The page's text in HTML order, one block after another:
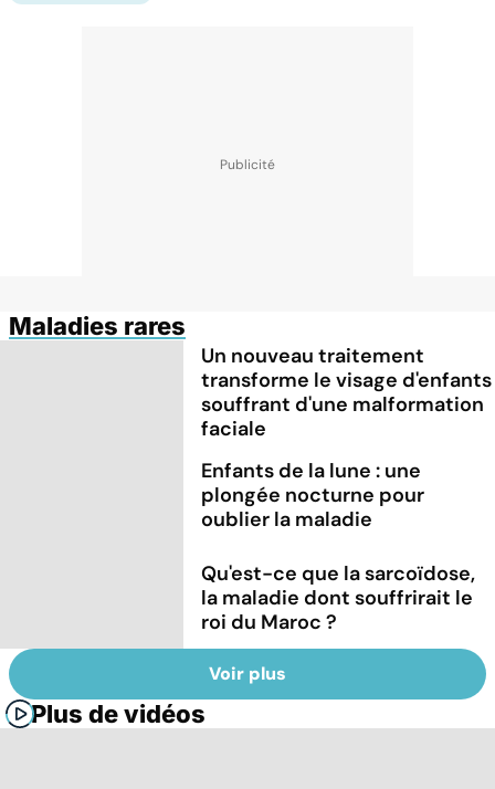
Maladies rares
Un nouveau traitement
transforme le visage d'enfants
souffrant d'une malformation
faciale
Enfants de la lune : une
plongée nocturne pour
oublier la maladie
Qu'est-ce que la sarcoïdose,
la maladie dont souffrirait le
roi du Maroc ?
Voir plus
Plus de vidéos